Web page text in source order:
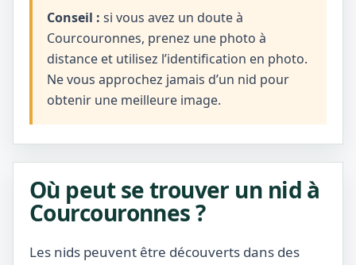
Conseil : si vous avez un doute à
Courcouronnes, prenez une photo à
distance et utilisez l’identification en photo.
Ne vous approchez jamais d’un nid pour
obtenir une meilleure image.
Où peut se trouver un nid à
Courcouronnes ?
Les nids peuvent être découverts dans des